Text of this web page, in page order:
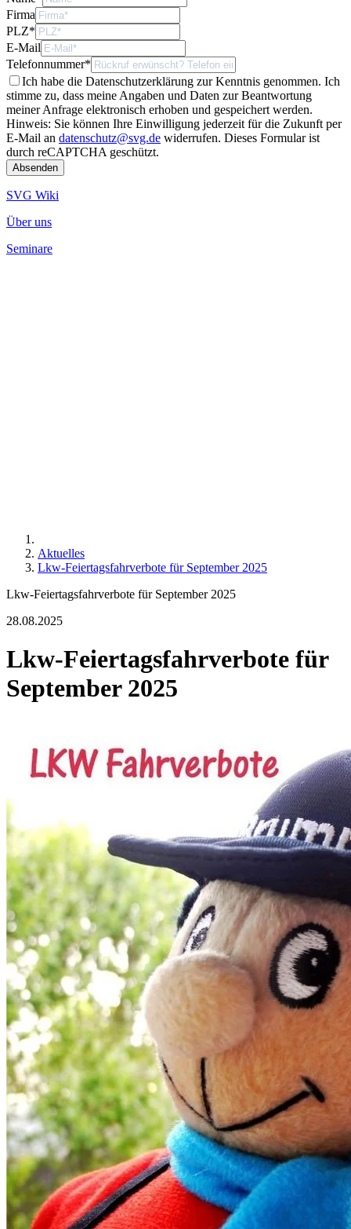
Firma
PLZ*
E-Mail
Telefonnummer*
Ich habe die Datenschutzerklärung zur Kenntnis genommen. Ich
stimme zu, dass meine Angaben und Daten zur Beantwortung
meiner Anfrage elektronisch erhoben und gespeichert werden.
Hinweis: Sie können Ihre Einwilligung jederzeit für die Zukunft per
E-Mail an datenschutz@svg.de widerrufen. Dieses Formular ist
durch reCAPTCHA geschützt.
SVG Wiki
Über uns
Seminare
Aktuelles
Lkw-Feiertagsfahrverbote für September 2025
Lkw-Feiertagsfahrverbote für September 2025
28.08.2025
Lkw-Feiertagsfahrverbote für
September 2025